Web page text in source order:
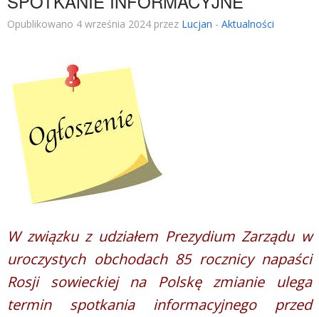
Opublikowano 4 września 2024 przez Lucjan - Aktualności
W związku z udziałem Prezydium Zarządu w
uroczystych obchodach 85 rocznicy napaści
Rosji sowieckiej na Polskę zmianie ulega
termin spotkania informacyjnego przed